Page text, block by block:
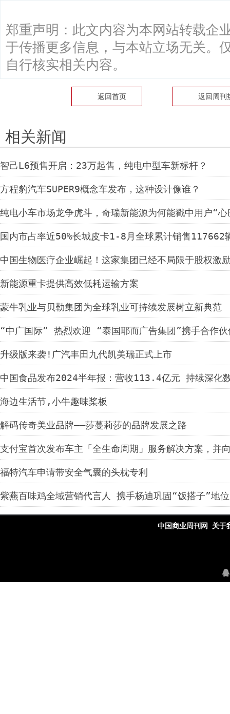
郑重声明：此文内容为本网站转载企
于传播更多信息，与本站立场无关。
自行核实相关内容。
返回首页 返回 周刊
相关新闻
智己L6预售开启：23万起售，纯电中型车新标杆？
方程豹汽车SUPER9概念车发布，这种设计像谁？
纯电小车市场龙争虎斗，奇瑞新能源为何能戳中用户“
国内市占率近50%长城皮卡1-8月全球累计销售117662
中国生物医疗企业崛起！这家集团已经不局限于股权激
新能源重卡提供高效低耗运输方案
蒙牛乳业与贝勒集团为全球乳业可持续发展树立新典范
“中广国际” 热烈欢迎 “泰国耶而广告集团”携手合作
国品牌推向全球市场
升级版来袭!广汽丰田九代凯美瑞正式上市
中国食品发布2024半年报：营收113.4亿元 持续深化
海边生活节,小牛趣味桨板
解码传奇美业品牌——莎蔓莉莎的品牌发展之路
支付宝首次发布车主「全生命周期」服务解决方案，并
福特汽车申请带安全气囊的头枕专利
紫燕百味鸡全域营销代言人 携手杨迪巩固“饭搭子”地位
中国商业周刊网 关于